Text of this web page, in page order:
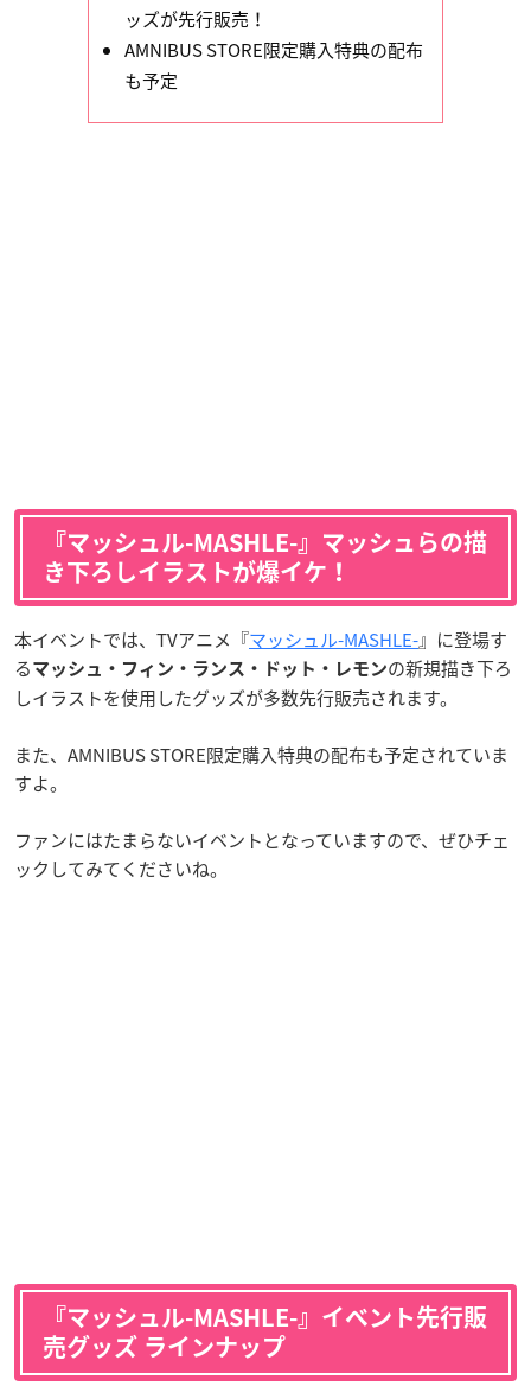
ッズが先行販売！
AMNIBUS STORE限定購入特典の配布
も予定
『マッシュル-MASHLE-』マッシュらの描
き下ろしイラストが爆イケ！
本イベントでは、TVアニメ『マッシュル-MASHLE-』に登場す
る マッシュ・フィン・ランス・ドット・レモンの新規描き下ろ
しイラストを使用したグッズが多数先行販売されます。
また、AMNIBUS STORE限定購入特典の配布も予定されていま
すよ。
ファンにはたまらないイベントとなっていますので、ぜひチェ
ックしてみてくださいね。
『マッシュル-MASHLE-』イベント先行販
売グッズ ラインナップ